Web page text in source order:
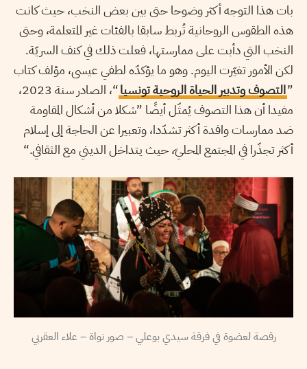
بات هذا التوجه أكثر وضوحا حتى بين بعض النخب، حيث كانت
هذه الطقوس الروحانية تُربط سابقا بالفئات غير المتعلمة، وحتى
النخب التي دأبت على ممارستها، فعلت ذلك في كنف السريّة.
لكن الأمور تغيّرت اليوم. وهو ما يؤكدّه لطفي عيسى، مؤلف كتاب
”التصوف وتدبير الحياة الروحية تونسيا
“، الصادر سنة 2023،
مفيدا أن هذا التصوف يُمثّل أيضًا ”شكلا من أشكال المقاومة
ضد ممارسات وافدة أكثر تشدّدا، وتعبيرا عن الحاجة إلى إسلام
أكثر تجذّرا في المجتمع المحليّ، حيث يتداخل الديني مع الثقافي.“
رقصة لعضوة في فرقة سيدي بوعلي – صور نواة – علاء العقربي